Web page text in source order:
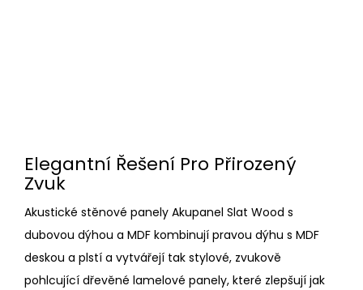
Elegantní Řešení Pro Přirozený
Zvuk
Akustické stěnové panely Akupanel Slat Wood s
dubovou dýhou a MDF kombinují pravou dýhu s MDF
deskou a plstí a vytvářejí tak stylové, zvukově
pohlcující dřevěné lamelové panely, které zlepšují jak